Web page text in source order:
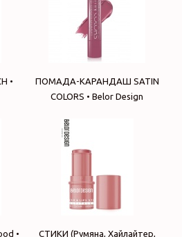
•
ПОМАДА-КАРАНДАШ SATIN
COLORS • Belor Design
•
СТИКИ (Румяна, Хайлайтер,